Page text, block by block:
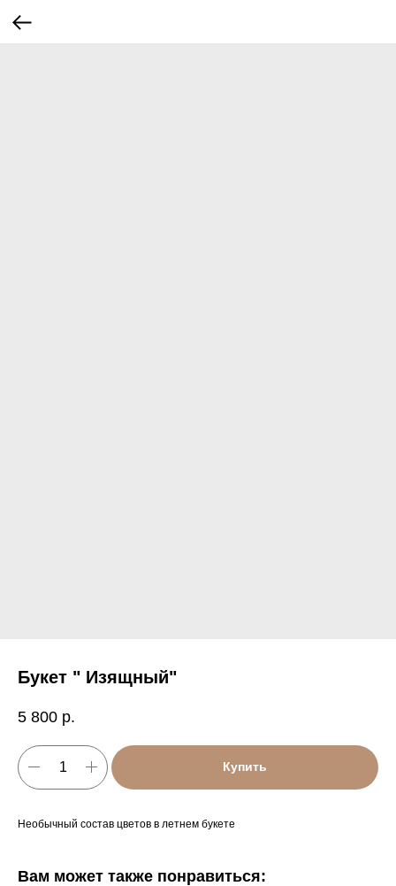
Букет " Изящный"
5 800 р.
Купить
Необычный состав цветов в летнем букете
Вам может также понравиться: